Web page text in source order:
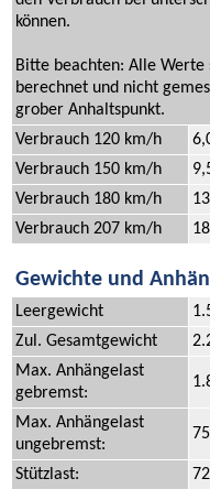
können.
Bitte beachten: Alle Werte
berechnet und nicht
grober Anhaltspunkt.
Verbrauch 120 km/h
Verbrauch 150 km/h
Verbrauch 180 km/h
Verbrauch 207 km/h
Gewichte und
Leergewicht
Zul. Gesamtgewicht
Max. Anhängelast
gebremst:
Max. Anhängelast
ungebremst:
Stützlast: